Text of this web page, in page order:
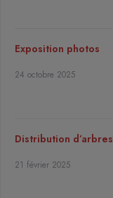
Exposition photos
24 octobre 2025
Distribution d’arbres
21 février 2025